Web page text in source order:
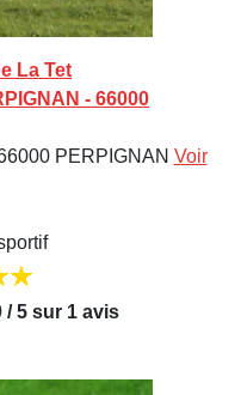
La Tet
- 66000
PERPIGNAN Voir
/ 5 sur 1 avis